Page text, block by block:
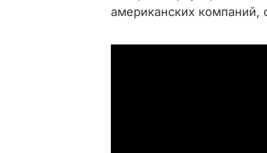
американских компаний,